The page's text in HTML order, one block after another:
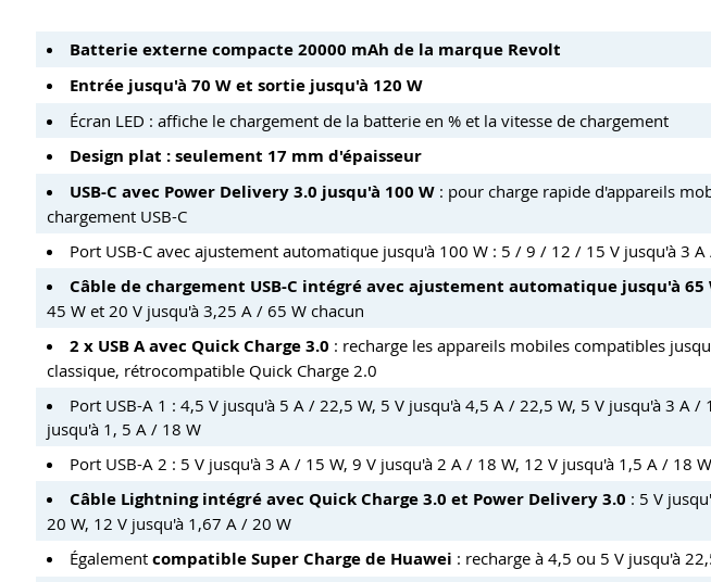
Batterie externe compacte 20000 mAh de la marque Revolt
Entrée jusqu'à 70 W et sortie jusqu'à 120 W
Écran LED : affiche le chargement de la batterie en % et la vitesse de chargement
Design plat : seulement 17 mm d'épaisseur
USB-C avec Power Delivery 3.0 jusqu'à 100 W : pour charge rapide d'appareils
chargement USB-C
Port USB-C avec ajustement automatique jusqu'à 100 W : 5 / 9 / 12 / 15 V jusqu'à 3
Câble de chargement USB-C intégré avec ajustement automatique jusqu'à 65
45 W et 20 V jusqu'à 3,25 A / 65 W chacun
2 x USB A avec Quick Charge 3.0 : recharge les appareils mobiles compatibles
classique, rétrocompatible Quick Charge 2.0
Port USB-A 1 : 4,5 V jusqu'à 5 A / 22,5 W, 5 V jusqu'à 4,5 A / 22,5 W, 5 V jusqu'à 3 A /
jusqu'à 1, 5 A / 18 W
Port USB-A 2 : 5 V jusqu'à 3 A / 15 W, 9 V jusqu'à 2 A / 18 W, 12 V jusqu'à 1,5 A / 18 W
Câble Lightning intégré avec Quick Charge 3.0 et Power Delivery 3.0 : 5 V
20 W, 12 V jusqu'à 1,67 A / 20 W
Également compatible Super Charge de Huawei : recharge à 4,5 ou 5 V jusqu'à